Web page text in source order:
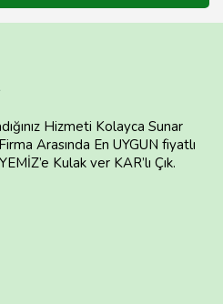
Hizmeti Kolayca Sunar
Arasında En UYGUN fiyatlı
Kulak ver KAR’lı Çık.